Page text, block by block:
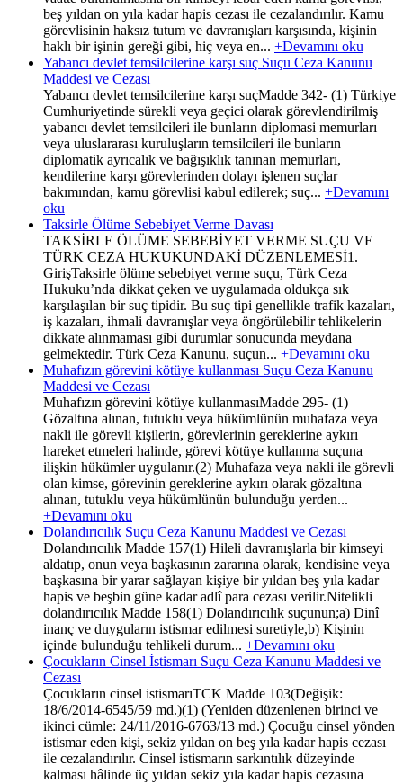
beş yıldan on yıla kadar hapis cezası ile cezalandırılır. Kamu
görevlisinin haksız tutum ve davranışları karşısında, kişinin
haklı bir işinin gereği gibi, hiç veya en... +Devamını oku
Yabancı devlet temsilcilerine karşı suç Suçu Ceza Kanunu
Maddesi ve Cezası
Yabancı devlet temsilcilerine karşı suçMadde 342- (1) Türkiye
Cumhuriyetinde sürekli veya geçici olarak görevlendirilmiş
yabancı devlet temsilcileri ile bunların diplomasi memurları
veya uluslararası kuruluşların temsilcileri ile bunların
diplomatik ayrıcalık ve bağışıklık tanınan memurları,
kendilerine karşı görevlerinden dolayı işlenen suçlar
bakımından, kamu görevlisi kabul edilerek; suç... +Devamını
oku
Taksirle Ölüme Sebebiyet Verme Davası
TAKSİRLE ÖLÜME SEBEBİYET VERME SUÇU VE
TÜRK CEZA HUKUKUNDAKİ DÜZENLEMESİ1.
GirişTaksirle ölüme sebebiyet verme suçu, Türk Ceza
Hukuku’nda dikkat çeken ve uygulamada oldukça sık
karşılaşılan bir suç tipidir. Bu suç tipi genellikle trafik kazaları,
iş kazaları, ihmali davranışlar veya öngörülebilir tehlikelerin
dikkate alınmaması gibi durumlar sonucunda meydana
gelmektedir. Türk Ceza Kanunu, suçun... +Devamını oku
Muhafızın görevini kötüye kullanması Suçu Ceza Kanunu
Maddesi ve Cezası
Muhafızın görevini kötüye kullanmasıMadde 295- (1)
Gözaltına alınan, tutuklu veya hükümlünün muhafaza veya
nakli ile görevli kişilerin, görevlerinin gereklerine aykırı
hareket etmeleri halinde, görevi kötüye kullanma suçuna
ilişkin hükümler uygulanır.(2) Muhafaza veya nakli ile görevli
olan kimse, görevinin gereklerine aykırı olarak gözaltına
alınan, tutuklu veya hükümlünün bulunduğu yerden...
+Devamını oku
Dolandırıcılık Suçu Ceza Kanunu Maddesi ve Cezası
Dolandırıcılık Madde 157(1) Hileli davranışlarla bir kimseyi
aldatıp, onun veya başkasının zararına olarak, kendisine veya
başkasına bir yarar sağlayan kişiye bir yıldan beş yıla kadar
hapis ve beşbin güne kadar adlî para cezası verilir.Nitelikli
dolandırıcılık Madde 158(1) Dolandırıcılık suçunun;a) Dinî
inanç ve duyguların istismar edilmesi suretiyle,b) Kişinin
içinde bulunduğu tehlikeli durum... +Devamını oku
Çocukların Cinsel İstismarı Suçu Ceza Kanunu Maddesi ve
Cezası
Çocukların cinsel istismarıTCK Madde 103(Değişik:
18/6/2014-6545/59 md.)(1) (Yeniden düzenlenen birinci ve
ikinci cümle: 24/11/2016-6763/13 md.) Çocuğu cinsel yönden
istismar eden kişi, sekiz yıldan on beş yıla kadar hapis cezası
ile cezalandırılır. Cinsel istismarın sarkıntılık düzeyinde
kalması hâlinde üç yıldan sekiz yıla kadar hapis cezasına